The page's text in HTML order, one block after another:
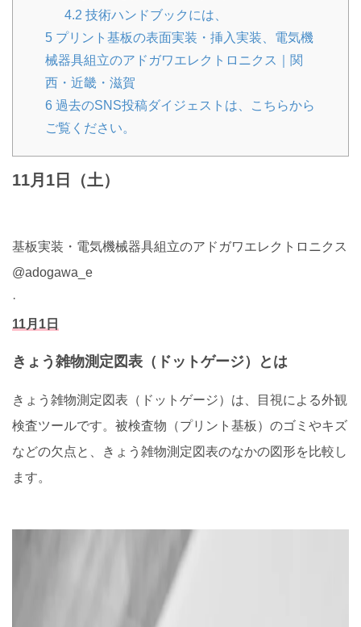
4.2 技術ハンドブックには、
5 プリント基板の表面実装・挿入実装、電気機
械器具組立のアドガワエレクトロニクス｜関
西・近畿・滋賀
6 過去のSNS投稿ダイジェストは、こちらから
ご覧ください。
11月1日（土）
基板実装・電気機械器具組立のアドガワエレクトロニクス
@adogawa_e
·
11月1日
きょう雑物測定図表（ドットゲージ）とは
きょう雑物測定図表（ドットゲージ）は、目視による外観
検査ツールです。被検査物（プリント基板）のゴミやキズ
などの欠点と、きょう雑物測定図表のなかの図形を比較し
ます。